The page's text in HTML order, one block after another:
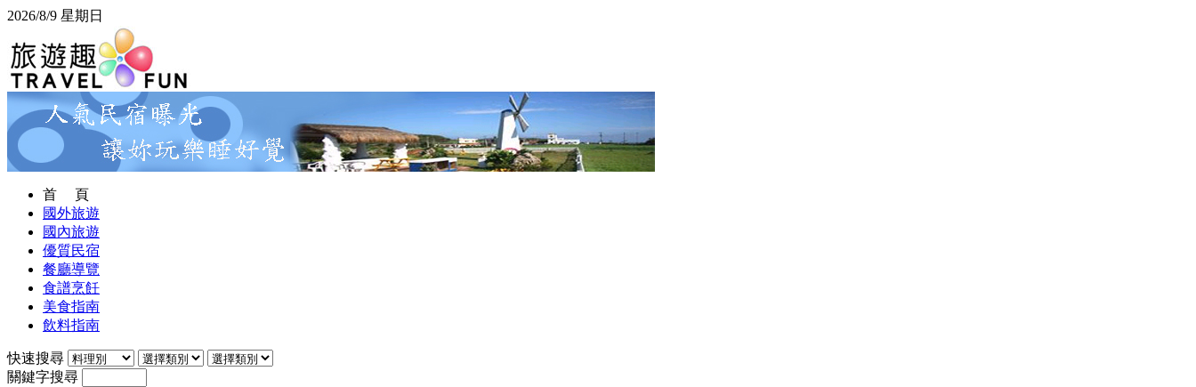
2026/8/9 星期日
首 頁
國外旅遊
國內旅遊
優質民宿
餐廳導覽
食譜烹飪
美食指南
飲料指南
快速搜尋
關鍵字搜尋